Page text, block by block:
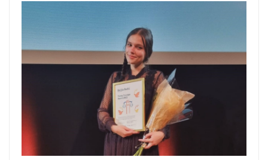
Nagrada-mlada-
hrabrost-Delila-
Dobrocinitim.png